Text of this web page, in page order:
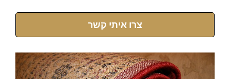
צרו איתי קשר